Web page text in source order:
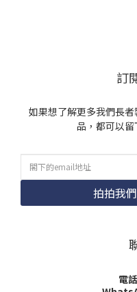
訂
如果想了解更多我們長
品，都可以留
拍拍我
電話